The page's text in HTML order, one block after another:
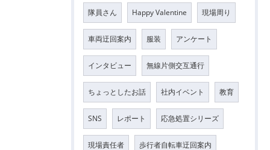
隊員さん Happy Valentine 現場周り
車両迂回案内 服装 アンケート
インタビュー 無線片側交互通行
ちょっとしたお話 社内イベント 教育
SNS レポート 応急処置シリーズ
現場責任者 歩行者自転車迂回案内